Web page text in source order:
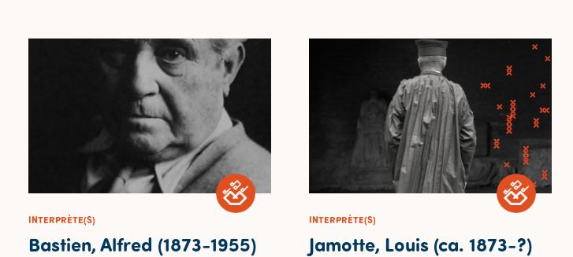
INTERPRÈTE(S)
Bastien, Alfred (1873-1955)
INTERPRÈTE(S)
Jamotte, Louis (ca. 1873-?)